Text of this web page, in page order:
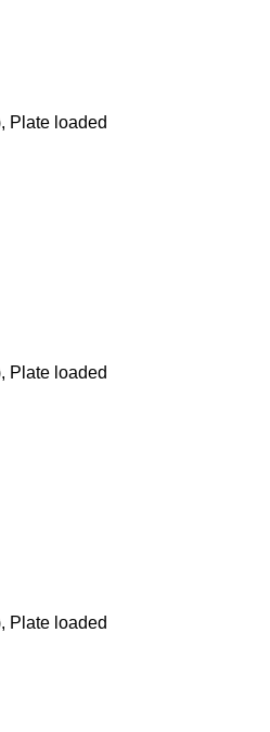
, Plate loaded
, Plate loaded
, Plate loaded